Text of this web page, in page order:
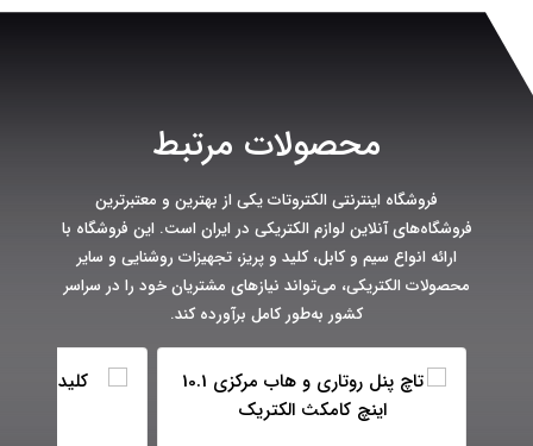
محصولات مرتبط
فروشگاه اینترنتی الکتروتات یکی از بهترین و معتبرترین
فروشگاه‌های آنلاین لوازم الکتریکی در ایران است. این فروشگاه با
ارائه انواع سیم و کابل، کلید و پریز، تجهیزات روشنایی و سایر
محصولات الکتریکی، می‌تواند نیازهای مشتریان خود را در سراسر
کشور به‌طور کامل برآورده کند.